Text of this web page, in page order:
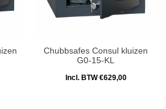
Chubbsafes Consul kluizen
G0-15-KL
Incl. BTW €629,00